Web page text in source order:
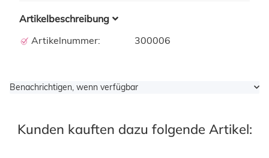
Artikelbeschreibung
Artikelnummer:
300006
Benachrichtigen, wenn verfügbar
Kunden kauften dazu folgende Artikel: